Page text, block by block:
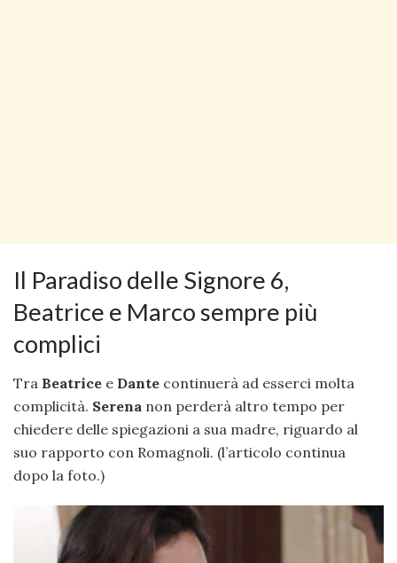
Il Paradiso delle Signore 6,
Beatrice e Marco sempre più
complici
Tra Beatrice e Dante continuerà ad esserci molta
complicità. Serena non perderà altro tempo per
chiedere delle spiegazioni a sua madre, riguardo al
suo rapporto con Romagnoli. (l’articolo continua
dopo la foto.)